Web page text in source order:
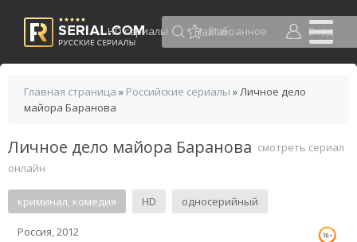
HD сериалы Избранное Вход
Главная страница » Российские сериалы » Личное дело
майора Баранова
Личное дело майора Баранова смотреть сериал
онлайн
криминал, комедия HD односерийный
Россия, 2012